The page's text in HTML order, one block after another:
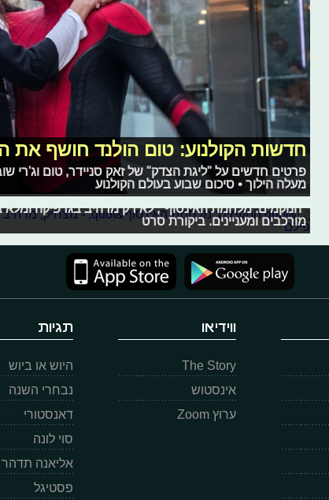
חדשות הקולנוע: טום הולנד חושף את
פרטים חדשים על "ליגת הצדק" של זאק סניידר, טום
מעלה הילוך • סיכום שבוע בעולם הקולנוע
"הנוקמים: מלחמת האינסוף" - מצחיק,
"הנוקמים: מלחמת האינסוף", לא רק מרהיב בגרפיקה ומלא
מורכבים ומעניינים. ביקורת סרט
ווידיאו
The Story
אינסטוש
ערוץ Zoom
תגיות
היוש או ביוש
נבחרי השנה
דאנסטורי
סוי לונה
אליאנה תדהר
פסטיגל